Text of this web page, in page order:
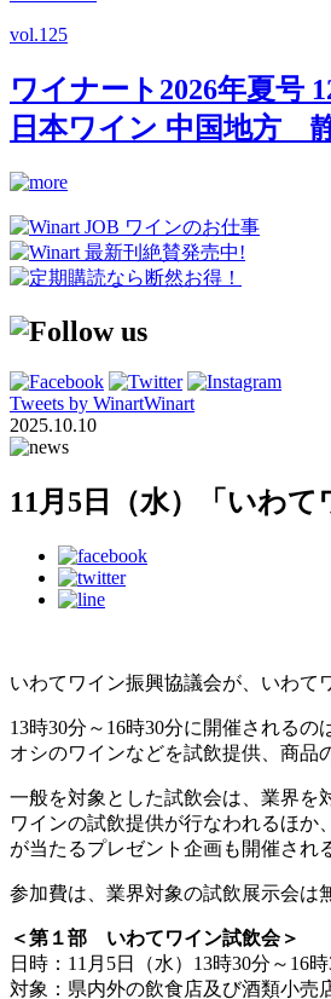
vol.125
ワイナート2026年夏号
日本ワイン 中国地方
Tweets by WinartWinart
2025.10.10
11月5日（水）「いわ
いわてワイン振興協議会が、いわて
13時30分～16時30分に開催される
オシのワインなどを試飲提供、商品
一般を対象とした試飲会は、業界を
ワインの試飲提供が行なわれるほ
が当たるプレゼント企画も開催され
参加費は、業界対象の試飲展示会は
＜第１部 いわてワイン試飲会＞
日時：11月5日（水）13時30分～16
対象：県内外の飲食店及び酒類小売